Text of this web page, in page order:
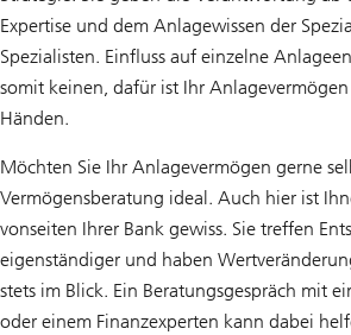
Expertise und dem Anlagewissen der
Spezialisten. Einfluss auf einzelne
somit keinen, dafür ist Ihr
Händen.
Möchten Sie Ihr Anlagevermögen gerne
Vermögensberatung ideal. Auch hier ist
vonseiten Ihrer Bank gewiss. Sie treffen
eigenständiger und haben
stets im Blick. Ein Beratungsgespräch mit
oder einem Finanzexperten kann dabei